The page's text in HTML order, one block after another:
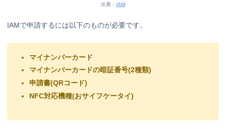
出典： IAM
IAMで申請するには以下のものが必要です。
マイナンバーカード
マイナンバーカードの暗証番号(2種類)
申請書(QRコード)
NFC対応機種(おサイフケータイ)